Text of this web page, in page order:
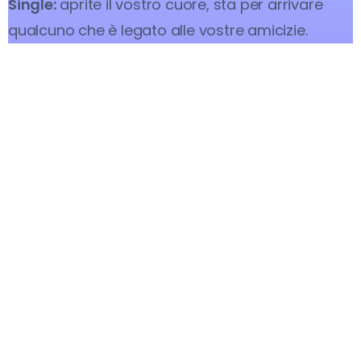
Single:aprite il vostro cuore, sta per arrivare
qualcuno che è legato alle vostre amicizie.